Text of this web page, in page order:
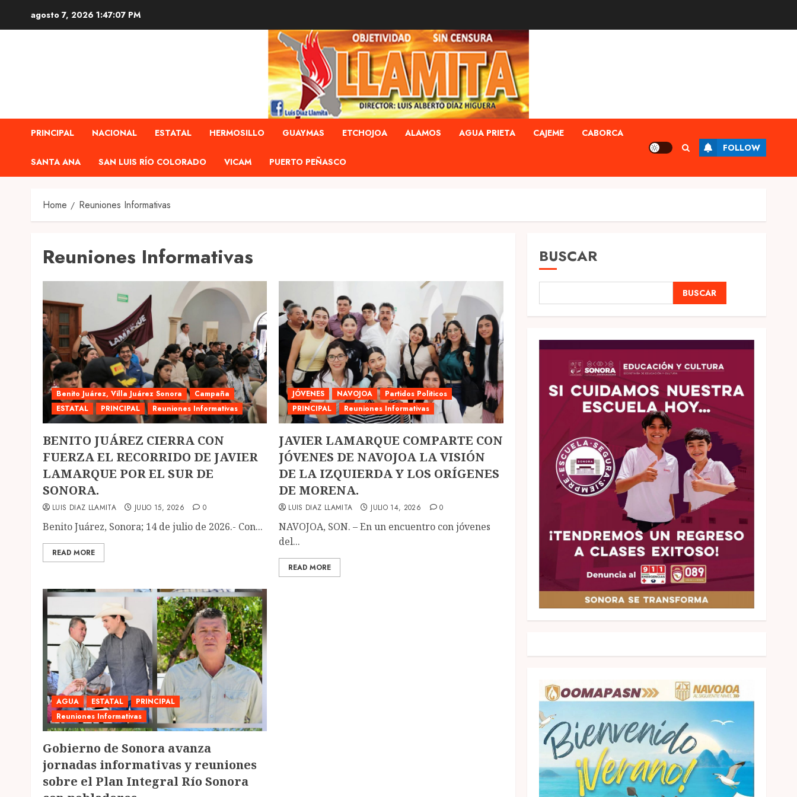
agosto 7, 2026 1:47:07 PM
PRINCIPAL NACIONAL ESTATAL HERMOSILLO GUAYMAS ETCHOJOA ALAMOS AGUA PRIETA CAJEME CABORCA
SANTA ANA SAN LUIS RÍO COLORADO VICAM PUERTO PEÑASCO
FOLLOW
Home Reuniones Informativas
Reuniones Informativas
Benito Juárez, Villa Juárez Sonora
Campaña
ESTATAL
PRINCIPAL Reuniones Informativas
BENITO JUÁREZ CIERRA CON
FUERZA EL RECORRIDO DE JAVIER
LAMARQUE POR EL SUR DE
SONORA.
LUIS DIAZ LLAMITA JULIO 15, 2026 0
Benito Juárez, Sonora; 14 de julio de 2026.- Con...
READ MORE
JÓVENES NAVOJOA
Partidos Politicos
PRINCIPAL
Reuniones Informativas
JAVIER LAMARQUE COMPARTE CON
JÓVENES DE NAVOJOA LA VISIÓN
DE LA IZQUIERDA Y LOS ORÍGENES
DE MORENA.
LUIS DIAZ LLAMITA JULIO 14, 2026 0
NAVOJOA, SON. – En un encuentro con jóvenes
del...
READ MORE
AGUA ESTATAL
PRINCIPAL
Reuniones Informativas
Gobierno de Sonora avanza
jornadas informativas y reuniones
sobre el Plan Integral Río Sonora
BUSCAR
BUSCAR